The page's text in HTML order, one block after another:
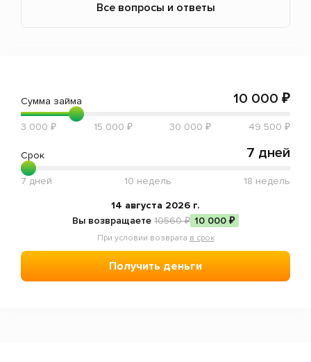
Сотрудничество
Пожаловаться
Все вопросы и ответы
Сумма займа 10 000 ₽
3 000 ₽ 15 000 ₽ 30 000 ₽ 49 500 ₽
Срок 7 дней
7 дней 10 недель 18 недель
14 августа 2026 г.
Вы возвращаете 10560 ₽ 10 000 ₽
При условии возврата в срок
Получить деньги